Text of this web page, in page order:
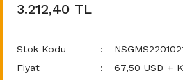
3.212,40 TL
Stok Kodu
Fiyat
67,50 USD +